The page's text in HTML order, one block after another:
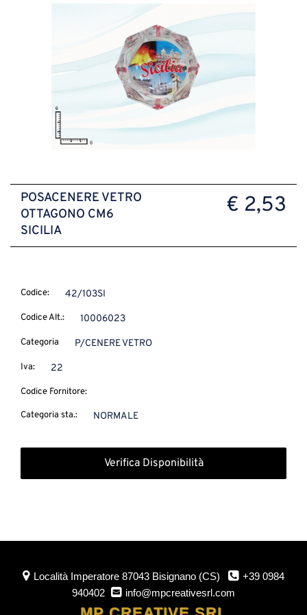
POSACENERE VETRO
OTTAGONO CM6
SICILIA
€ 2,53
Codice: 42/103SI
Codice Alt.: 10006023
Categoria P/CENERE VETRO
Iva: 22
Codice Fornitore:
Categoria sta.: NORMALE
Verifica Disponibilità
Località Imperatore87043 Bisignano (CS)
+39 0984
940402
info@mpcreativesrl.com